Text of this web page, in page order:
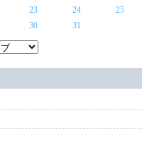
23 24
25
30 31